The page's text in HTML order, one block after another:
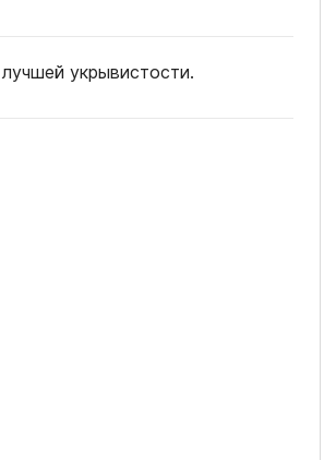
укрывистости.